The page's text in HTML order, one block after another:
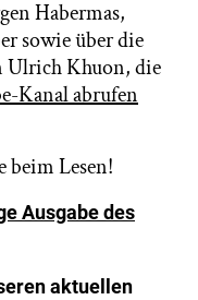
Habermas,
sowie über die
Ulrich Khuon, die
Kanal abrufen
beim Lesen!
Ausgabe des
aktuellen